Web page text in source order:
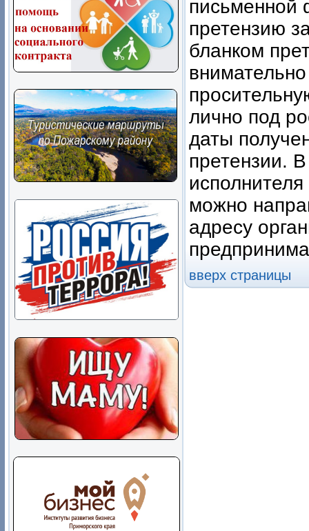
письменной
претензию
бланком
лично под
даты
претензии.
можно
адресу
вверх страницы